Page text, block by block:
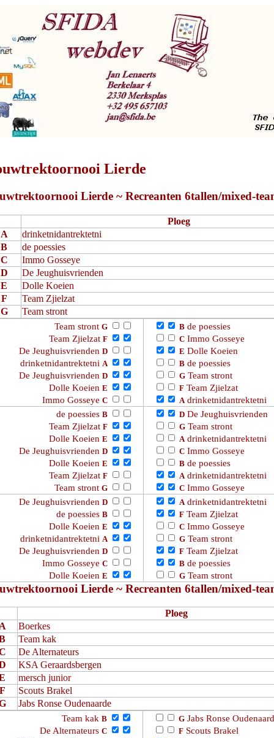
Lierde
Lierde ~ Recreanten 6tallen/mixed-
Ploeg
A
drinketnidantrektetni
B
de poessies
C
Immo Gosseye
D
De Jeughuisvrienden
E
Dolle Koeien
F
Team Zjielzat
G
Team stront
Team stront G
Team Zjielzat F
De Jeughuisvrienden D
drinketnidantrektetni A
De Jeughuisvrienden D
Dolle Koeien E
Immo Gosseye C
B de poessies
C Immo Gosseye
E Dolle Koeien
B de poessies
G Team stront
F Team Zjielzat
A drinketnidantrektetni
de poessies B
Team Zjielzat F
Dolle Koeien E
De Jeughuisvrienden D
Dolle Koeien E
Team Zjielzat F
Team stront G
D De Jeughuisvrienden
G Team stront
A drinketnidantrektetni
C Immo Gosseye
B de poessies
A drinketnidantrektetni
C Immo Gosseye
De Jeughuisvrienden D
de poessies B
Dolle Koeien E
drinketnidantrektetni A
De Jeughuisvrienden D
Immo Gosseye C
Dolle Koeien E
A drinketnidantrektetni
F Team Zjielzat
C Immo Gosseye
G Team stront
F Team Zjielzat
B de poessies
G Team stront
Lierde ~ Recreanten 6tallen/mixed-
Ploeg
Boerkes
Team kak
De Alternateurs
KSA Geraardsbergen
mersch junior
Scouts Brakel
Jabs Ronse Oudenaarde
Team kak B
De Alternateurs C
G Jabs Ronse
F Scouts Brakel